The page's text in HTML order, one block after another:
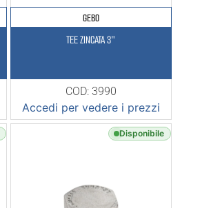
GEBO
TEE ZINCATA 3″
COD: 3990
Accedi per vedere i prezzi
Disponibile